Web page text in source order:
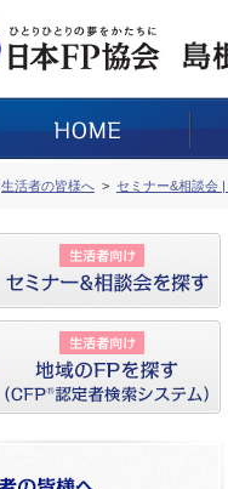
生活者の皆様へ セミナー&相談会